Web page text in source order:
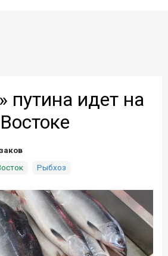
путина идет на
Рыбхоз